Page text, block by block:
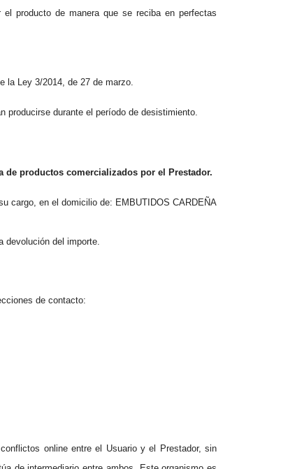
producto de manera que se reciba en perfectas
la Ley 3/2014, de 27 de marzo.
producirse durante el período de desistimiento.
productos comercializados por el Prestador.
cargo, en el domicilio de: EMBUTIDOS CARDEÑA
devolución del importe.
de contacto:
online entre el Usuario y el Prestador, sin